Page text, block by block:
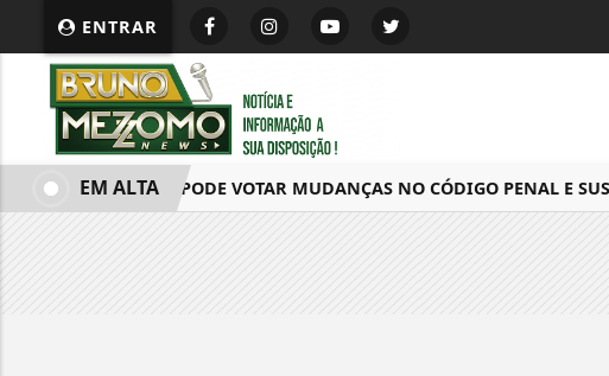
ENTRAR
CÂMARA PODE VOTAR MUDANÇAS NO CÓDIGO PENAL E
EM ALTA